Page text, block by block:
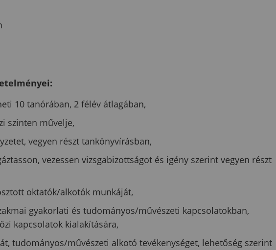
10 tanórában, 2 félév átlagában,
szinten művelje,
vegyen részt tankönyvírásban,
vezessen vizsgabizottságot és igény szerint vegyen részt
oktatók/alkotók munkáját,
gyakorlati és tudományos/művészeti kapcsolatokban,
kapcsolatok kialakítására,
tudományos/művészeti alkotó tevékenységet, lehetőség szerint